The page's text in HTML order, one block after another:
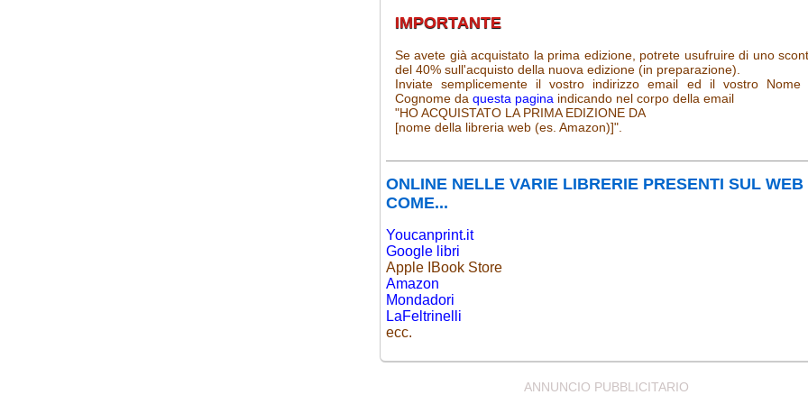
IMPORTANTE
Se avete già acquistato la prima edizione, potrete usufruire di uno
del 40% sull'acquisto della nuova edizione (in preparazione).
Inviate semplicemente il vostro indirizzo email ed il vostro Nome
Cognome da questa paginaindicando nel corpo della email
"HO ACQUISTATO LA PRIMA EDIZIONE DA
[nome della libreria web (es. Amazon)]".
ONLINE NELLE VARIE LIBRERIE PRESENTI SUL WEB
COME...
Youcanprint.it
Google libri
Apple IBook Store
Amazon
Mondadori
LaFeltrinelli
ecc.
ANNUNCIO PUBBLICITARIO